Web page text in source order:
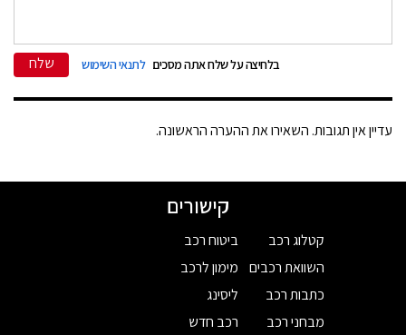
בלחיצה על שלח אתה מסכים לתנאי השימוש שלח
עדיין אין תגובות. השאירו את ההערה הראשונה.
קישורים
קטלוג רכב
השוואת רכבים
כתבות רכב
מבחני רכב
ביטוח רכב
מימון לרכב
ליסינג
רכב חדש